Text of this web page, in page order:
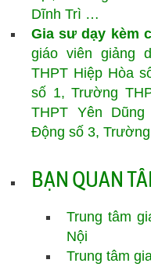
Dĩnh Trì …
Gia sư dạy kèm
giáo viên giảng
THPT Hiệp Hòa
số 1, Trường
THPT Yên
Động số 3,
BẠN QUAN
Trung tâm
Nội
Trung tâm